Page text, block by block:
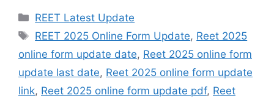
Categories
REET Latest Update
Tags
REET 2025 Online Form Update, Reet 2025
online form update date, Reet 2025 online form
update last date, Reet 2025 online form update
link, Reet 2025 online form update pdf, Reet